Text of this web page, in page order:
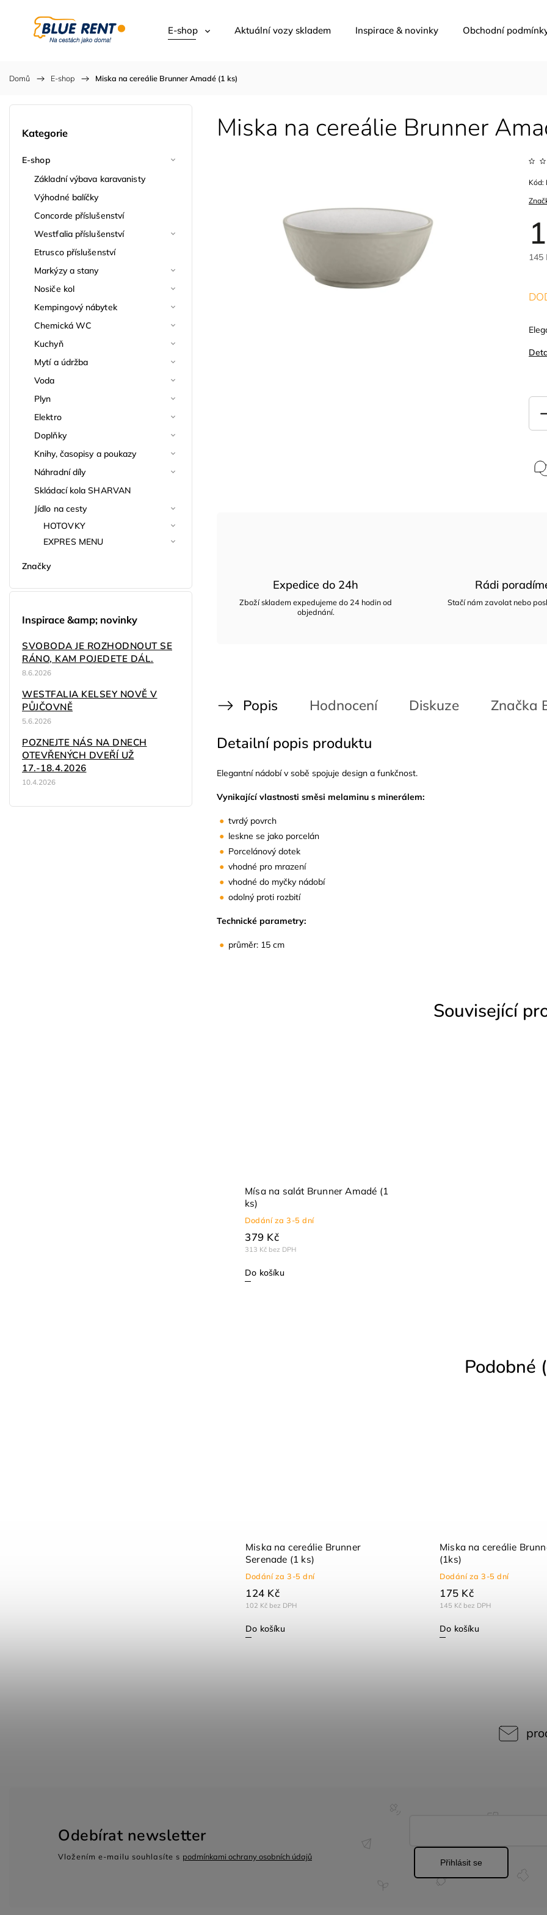
E-shop Aktuální vozy skladem Inspirace & novinky Obchodní
Domů / E-shop / Miska na cereálie Brunner Amadé (1 ks)
Kategorie
E-shop
Základní výbava karavanisty
Výhodné balíčky
Concorde příslušenství
Westfalia příslušenství
Etrusco příslušenství
Markýzy a stany
Nosiče kol
Kempingový nábytek
Chemická WC
Kuchyň
Mytí a údržba
Voda
Plyn
Elektro
Doplňky
Knihy, časopisy a poukazy
Náhradní díly
Skládací kola SHARVAN
Jídlo na cesty
HOTOVKY
EXPRES MENU
Značky
Inspirace &amp; novinky
SVOBODA JE ROZHODNOUT SE
RÁNO, KAM POJEDETE DÁL.
8.6.2026
WESTFALIA KELSEY NOVĚ V
PŮJČOVNĚ
5.6.2026
POZNEJTE NÁS NA DNECH
OTEVŘENÝCH DVEŘÍ UŽ
17.-18.4.2026
10.4.2026
Miska na cereálie Brunner
145
Kód:
Expedice do 24h
Zboží skladem expedujeme do 24 hodin od
objednání.
Rádi
Stačí nám zavolat nebo
Popis Hodnocení Diskuze Značka
Detailní popis produktu
Elegantní nádobí v sobě spojuje design a funkčnost.
Vynikající vlastnosti směsi melaminu s minerálem:
tvrdý povrch
leskne se jako porcelán
Porcelánový dotek
vhodné pro mrazení
vhodné do myčky nádobí
odolný proti rozbití
Technické parametry:
průměr: 15 cm
Související
Mísa na salát Brunner Amadé (1
ks)
Dodání za 3-5 dní
313 Kč bez DPH
379 Kč
Do košíku
Podobné
Miska na cereálie Brunner
Serenade (1 ks)
Dodání za 3-5 dní
102 Kč bez DPH
124 Kč
Do košíku
Miska na cereálie
(1ks)
Dodání za 3-5 dní
145 Kč bez DPH
175 Kč
Do košíku
Odebírat newsletter
Vložením e-mailu souhlasíte s podmínkami ochrany osobních údajů
Přihlásit se